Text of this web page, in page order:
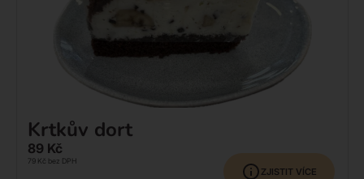
ZJISTIT VÍCE
Krtkův dort
89 Kč
79 Kč bez DPH